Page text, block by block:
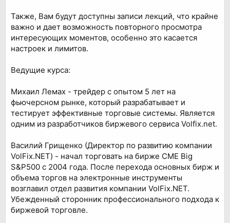
Также, Вам будут доступны записи лекций, что крайне
важно и дает возможность повторного просмотра
интересующих моментов, особенно это касается
настроек и лимитов.
Ведущие курса:
Михаил Лемах - трейдер с опытом 5 лет на
фьючерсном рынке, который разрабатывает и
тестирует эффективные торговые системы. Является
одним из разработчиков биржевого сервиса Volfix.net.
Василий Грищенко (Директор по развитию компании
VolFix.NET) - начал торговать на бирже СМЕ Big
S&P500 с 2004 года. После перехода основных бирж и
объема торгов на электронные инструменты
возглавил отдел развития компании VolFix.NET.
Убежденный сторонник профессионального подхода к
биржевой торговле.